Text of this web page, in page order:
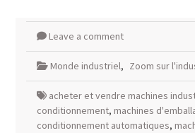
Leave a comment
Monde industriel, Zoom sur
acheter et vendre machines
conditionnement, machines
conditionnement automatiques,